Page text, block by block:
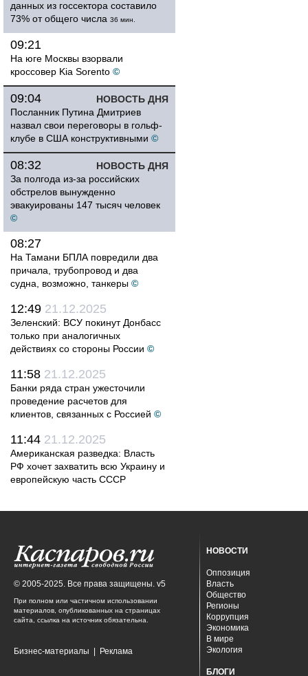
данных из госсектора составило
73% от общего числа 36 мин.
09:21
На юге Москвы взорвали
кроссовер Kia Sorento ©
НОВОСТЬ ДНЯ
09:04
Посланник Путина Дмитриев
назвал свои переговоры в гольф-
клубе в США конструктивными ©
НОВОСТЬ ДНЯ
08:32
За полгода из-за российских
обстрелов вынужденно
эвакуированы 147 тысяч человек
©
08:27
На Тамани БПЛА повредили два
причала, трубопровод и два
судна, возможно, танкеры ©
12:49 21.12.2025
Зеленский: ВСУ покинут Донбасс
только при аналогичных
действиях со стороны России ©
11:58 21.12.2025
Банки ряда стран ужесточили
проведение расчетов для
клиентов, связанных с Россией ©
11:44 21.12.2025
Американская разведка: Власть
РФ хочет захватить всю Украину и
европейскую часть СССР
© 2005-2025. Все права защищены. v5
При полном или частичном использовании
материалов, опубликованных на страницах
сайта, ссылка на источник обязательна.
Бизнес-материалы Реклама
НОВОСТИ
Оппозиция
Власть
Общество
Регионы
Коррупция
Экономика
В мире
Экология
БЛОГИ